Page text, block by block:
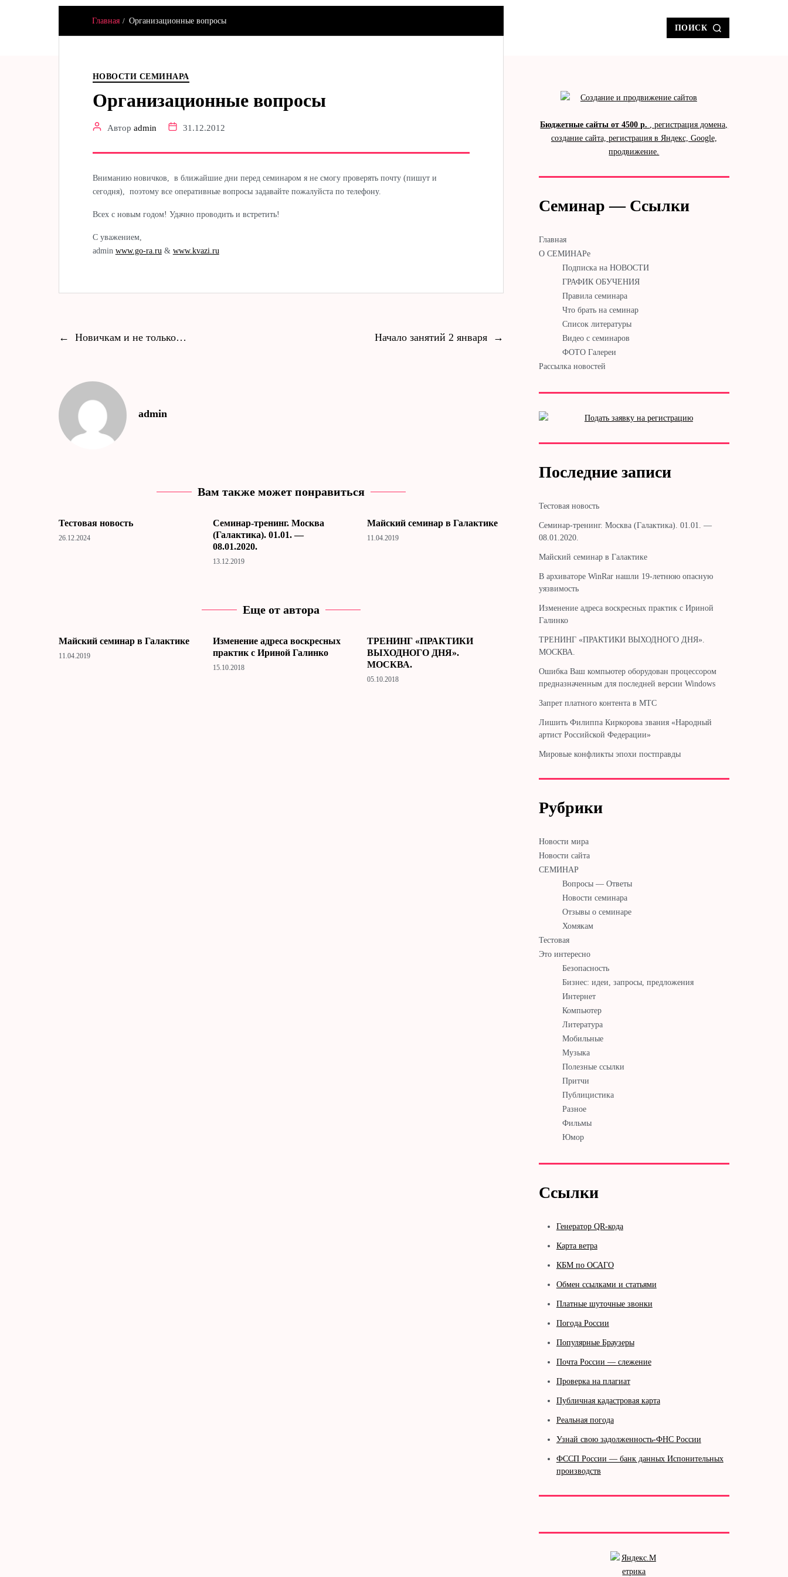
Hamster & Co ПОИСК
Главная Организационные вопросы
НОВОСТИ СЕМИНАРА
Организационные вопросы
Автор admin 31.12.2012
Вниманию новичков, в ближайшие дни перед семинаром я не смогу проверять почту (пишут и
сегодня), поэтому все оперативные вопросы задавайте пожалуйста по телефону.
Всех с новым годом! Удачно проводить и встретить!
С уважением,
admin www.go-ra.ru & www.kvazi.ru
← Новичкам и не только… →
Начало занятий 2 января
admin
Вам также может понравиться
Тестовая новость
26.12.2024
Cеминар-тренинг. Москва
(Галактика). 01.01. —
08.01.2020.
13.12.2019
Майский семинар в Галактике
11.04.2019
Еще от автора
Майский семинар в Галактике
11.04.2019
Изменение адреса воскресных
практик с Ириной Галинко
15.10.2018
ТРЕНИНГ «ПРАКТИКИ
ВЫХОДНОГО ДНЯ».
МОСКВА.
05.10.2018
Бюджетные сайты от 4500 р. , регистрация домена,
создание сайта, регистрация в Яндекс, Google,
продвижение.
Семинар — Ссылки
Главная
О СЕМИНАРе
Подписка на НОВОСТИ
ГРАФИК ОБУЧЕНИЯ
Правила семинара
Что брать на семинар
Список литературы
Видео с семинаров
ФОТО Галереи
Рассылка новостей
Последние записи
Тестовая новость
Cеминар-тренинг. Москва (Галактика). 01.01. —
08.01.2020.
Майский семинар в Галактике
В архиваторе WinRar нашли 19-летнюю опасную
уязвимость
Изменение адреса воскресных практик с Ириной
Галинко
ТРЕНИНГ «ПРАКТИКИ ВЫХОДНОГО ДНЯ».
МОСКВА.
Ошибка Ваш компьютер оборудован процессором
предназначенным для последней версии Windows
Запрет платного контента в МТС
Лишить Филиппа Киркорова звания «Народный
артист Российской Федерации»
Мировые конфликты эпохи постправды
Рубрики
Новости мира
Новости сайта
СЕМИНАР
Вопросы — Ответы
Новости семинара
Отзывы о семинаре
Хомякам
Тестовая
Это интересно
Безопасность
Бизнес: идеи, запросы, предложения
Интернет
Компьютер
Литература
Мобильные
Музыка
Полезные ссылки
Притчи
Публицистика
Разное
Фильмы
Юмор
Ссылки
Генератор QR-кода
Карта ветра
КБМ по ОСАГО
Обмен ссылками и статьями
Платные шуточные звонки
Погода России
Популярные Браузеры
Почта России — слежение
Проверка на плагиат
Публичная кадастровая карта
Реальная погода
Узнай свою задолженность-ФНС России
ФССП России — банк данных Испонительных
производств